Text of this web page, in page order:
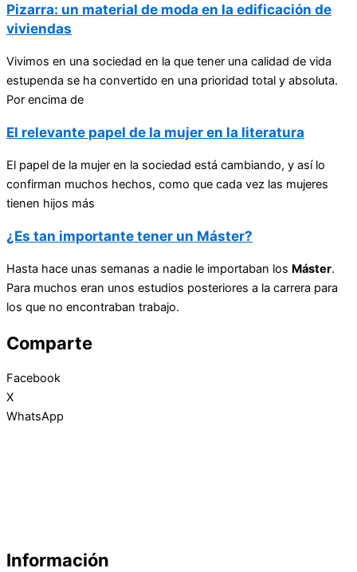
Pizarra: un material de moda en la edificación de
viviendas
Vivimos en una sociedad en la que tener una calidad de vida
estupenda se ha convertido en una prioridad total y absoluta.
Por encima de
El relevante papel de la mujer en la literatura
El papel de la mujer en la sociedad está cambiando, y así lo
confirman muchos hechos, como que cada vez las mujeres
tienen hijos más
¿Es tan importante tener un Máster?
Hasta hace unas semanas a nadie le importaban los Máster.
Para muchos eran unos estudios posteriores a la carrera para
los que no encontraban trabajo.
Comparte
Facebook
X
WhatsApp
Información